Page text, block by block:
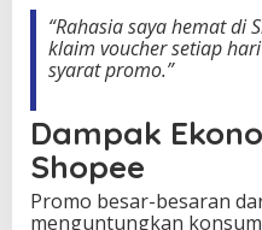
“Rahasia saya hemat di
klaim voucher setiap
syarat promo.”
Dampak
Shopee
Promo besar-besaran
menguntungkan